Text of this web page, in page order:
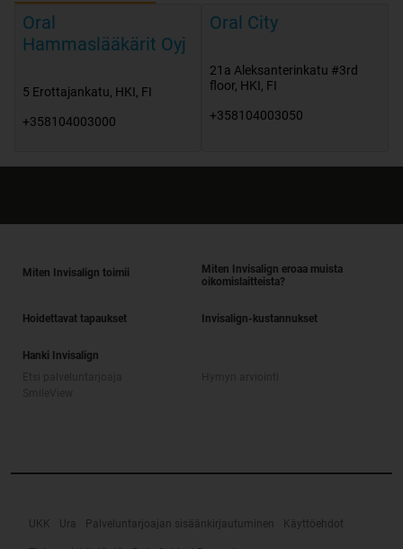
Oral
Hammaslääkärit Oyj
5 Erottajankatu, HKI, FI
+358104003000
Oral City
21a Aleksanterinkatu #3rd
floor, HKI, FI
+358104003050
Miten Invisalign toimii
Miten Invisalign eroaa muista
oikomislaitteista?
Hoidettavat tapaukset Invisalign-kustannukset
Hanki Invisalign
UKK Ura Palveluntarjoajan sisäänkirjautuminen Käyttöehdot